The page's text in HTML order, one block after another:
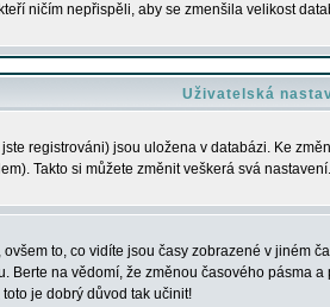
ničím nepřispěli, aby se zmenšila velikost
Uživatelská
registrováni) jsou uložena v databázi. Ke
Takto si můžete změnit veškerá svá nastavení.
to, co vidíte jsou časy zobrazené v jiném
Berte na vědomí, že změnou časového pásma
je dobrý důvod tak učinit!